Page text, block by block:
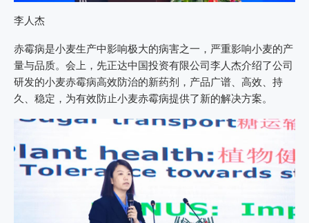
李人杰
赤霉病是小麦生产中影响极大的病害之一，严重影响小麦的产
量与品质。会上，先正达中国投资有限公司李人杰介绍了公司
研发的小麦赤霉病高效防治的新药剂，产品广谱、高效、持
久、稳定，为有效防止小麦赤霉病提供了新的解决方案。